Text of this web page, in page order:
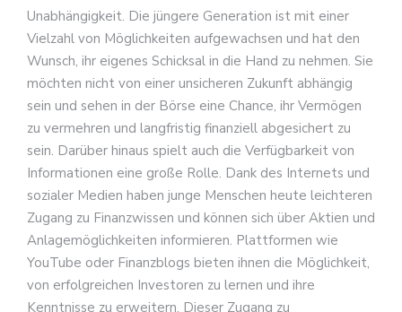
Unabhängigkeit. Die jüngere Generation ist mit einer
Vielzahl von Möglichkeiten aufgewachsen und hat den
Wunsch, ihr eigenes Schicksal in die Hand zu nehmen. Sie
möchten nicht von einer unsicheren Zukunft abhängig
sein und sehen in der Börse eine Chance, ihr Vermögen
zu vermehren und langfristig finanziell abgesichert zu
sein. Darüber hinaus spielt auch die Verfügbarkeit von
Informationen eine große Rolle. Dank des Internets und
sozialer Medien haben junge Menschen heute leichteren
Zugang zu Finanzwissen und können sich über Aktien und
Anlagemöglichkeiten informieren. Plattformen wie
YouTube oder Finanzblogs bieten ihnen die Möglichkeit,
von erfolgreichen Investoren zu lernen und ihre
Kenntnisse zu erweitern. Dieser Zugang zu